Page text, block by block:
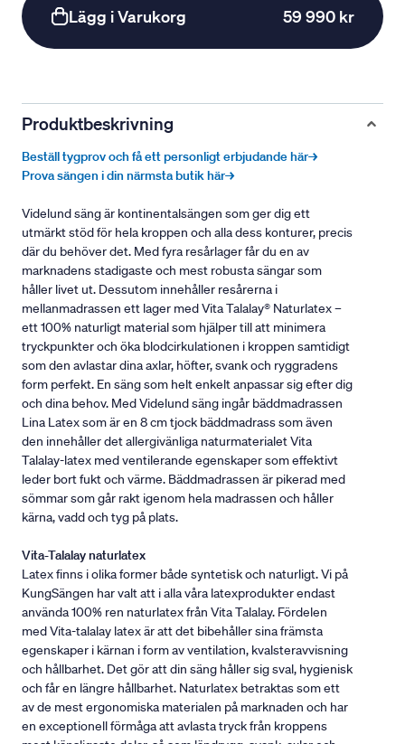
Lägg i Varukorg 59 990 kr
Produktbeskrivning
Beställ tygprov och få ett personligt erbjudande här→
Prova sängen i din närmsta butik här→
Videlund säng är kontinentalsängen som ger dig ett
utmärkt stöd för hela kroppen och alla dess konturer, precis
där du behöver det. Med fyra resårlager får du en av
marknadens stadigaste och mest robusta sängar som
håller livet ut. Dessutom innehåller resårerna i
mellanmadrassen ett lager med Vita Talalay® Naturlatex –
ett 100% naturligt material som hjälper till att minimera
tryckpunkter och öka blodcirkulationen i kroppen samtidigt
som den avlastar dina axlar, höfter, svank och ryggradens
form perfekt. En säng som helt enkelt anpassar sig efter dig
och dina behov. Med Videlund säng ingår bäddmadrassen
Lina Latex som är en 8 cm tjock bäddmadrass som även
den innehåller det allergivänliga naturmaterialet Vita
Talalay-latex med ventilerande egenskaper som effektivt
leder bort fukt och värme. Bäddmadrassen är pikerad med
sömmar som går rakt igenom hela madrassen och håller
kärna, vadd och tyg på plats.
Vita-Talalay naturlatex
Latex finns i olika former både syntetisk och naturligt. Vi på
KungSängen har valt att i alla våra latexprodukter endast
använda 100% ren naturlatex från Vita Talalay. Fördelen
med Vita-talalay latex är att det bibehåller sina främsta
egenskaper i kärnan i form av ventilation, kvalsteravvisning
och hållbarhet. Det gör att din säng håller sig sval, hygienisk
och får en längre hållbarhet. Naturlatex betraktas som ett
av de mest ergonomiska materialen på marknaden och har
en exceptionell förmåga att avlasta tryck från kroppens